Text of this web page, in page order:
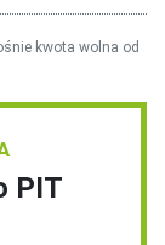
PIT
kwota wolna od